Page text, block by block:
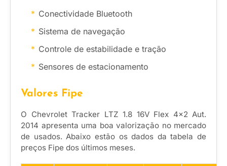
Conectividade Bluetooth
Sistema de navegação
Controle de estabilidade e tração
Sensores de estacionamento
Valores Fipe
O Chevrolet Tracker LTZ 1.8 16V Flex 4×2 Aut.
2014 apresenta uma boa valorização no mercado
de usados. Abaixo estão os dados da tabela de
preços Fipe dos últimos meses.